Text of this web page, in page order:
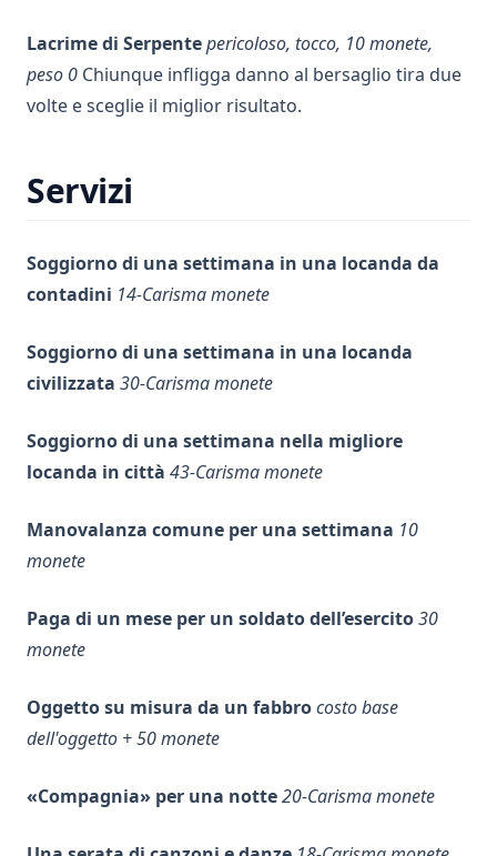
Lacrime di Serpentepericoloso, tocco, 10 monete,
peso 0 Chiunque infligga danno al bersaglio tira due
volte e sceglie il miglior risultato.
Servizi
Soggiorno di una settimana in una locanda da
contadini 14-Carisma monete
Soggiorno di una settimana in una locanda
civilizzata 30-Carisma monete
Soggiorno di una settimana nella migliore
locanda in città 43-Carisma monete
Manovalanza comune per una settimana 10
monete
Paga di un mese per un soldato dell’esercito30
monete
Oggetto su misura da un fabbrocosto base
dell'oggetto + 50 monete
«Compagnia» per una notte20-Carisma monete